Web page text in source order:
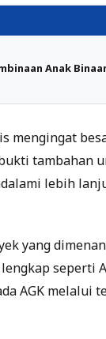
Anak
mengingat
tambahan
lebih
yang
seperti
AGK melalui